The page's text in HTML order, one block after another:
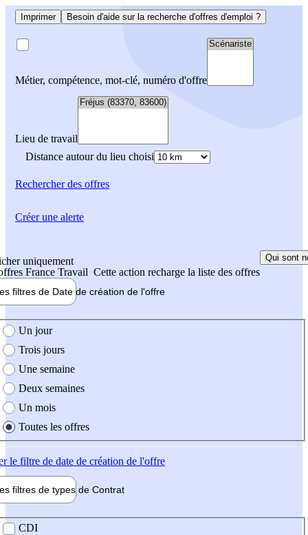
Imprimer Besoin d'aide sur la recherche d'offres d'emploi ?
Métier, compétence, mot-clé, numéro d'offre
Lieu de travail
Distance autour du lieu choisi
Rechercherdes offres
uniquement
France Travail Cette action recharge la liste des offres
Qui sont
filtres de Date de création de l'offre
création de l'offre
Un jour
Trois jours
Une semaine
Deux semaines
Un mois
Toutes les offres
le filtre de date de création de l'offre
filtres de types de Contrat
contrat
CDI
Créer une alerte